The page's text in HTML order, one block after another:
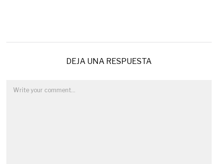
DEJA UNA RESPUESTA